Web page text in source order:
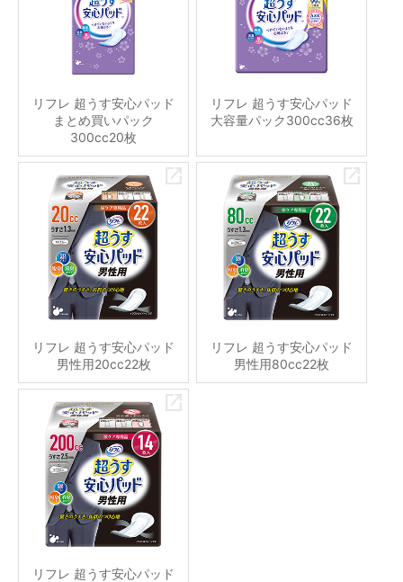
リフレ 超うす安心パッド
まとめ買いパック
300cc20枚
リフレ 超うす安心パッド
大容量パック300cc36枚
リフレ 超うす安心パッド
男性用20cc22枚
リフレ 超うす安心パッド
男性用80cc22枚
リフレ 超うす安心パッド